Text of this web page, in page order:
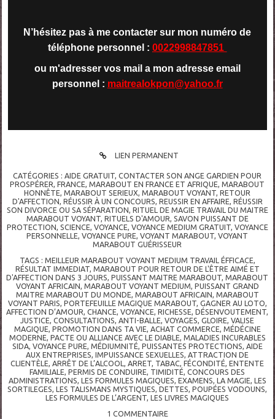
N’hésitez pas à me contacter sur mon numéro de
téléphone personnel :0022998847851
ou m'adresser vos mail a mon adresse email
personnel : maitrealokpon@yahoo.fr
LIEN PERMANENT
CATÉGORIES : AIDE GRATUIT ,CONTACTER SON ANGE GARDIEN POUR
PROSPÉRER ,FRANCE ,MARABOUT EN FRANCE ET AFRIQUE ,MARABOUT
HONNÊTE ,MARABOUT SERIEUX ,MARABOUT VOYANT ,RETOUR
D'AFFECTION RÉUSSIR À UN CONCOURS REUSSIR EN AFFAIRE RÉUSSIR
SON DIVORCE OU SA SÉPARATION RITUEL DE MAGIE TRAVAIL DU MAITRE
MARABOUT VOYANT, RITUELS D'AMOUR SAVON PUISSANT DE
PROTECTION SCIENCE VOYANCE VOYANCE MEDIUM GRATUIT, VOYANCE
PERSONNELLE ,VOYANCE PURE ,VOYANT MARABOUT ,VOYANT
MARABOUT GUÉRISSEUR
TAGS : MEILLEUR MARABOUT VOYANT MEDIUM TRAVAIL ÉFFICACE,
RÉSULTAT IMMEDIAT, MARABOUT POUR RETOUR DE L'ÊTRE AIMÉ ET
D'AFFECTION DANS 3 JOURS,PUISSANT MAITRE MARABOUT,MARABOUT
VOYANT AFRICAIN, MARABOUT VOYANT MEDIUM, PUISSANT GRAND
MAITRE MARABOUT DU MONDE, MARABOUT AFRICAIN, MARABOUT
VOYANT PARIS, PORTEFEUILLE MAGIQUE MARABOUT, GAGNER AU LOTO,
AFFECTION D’AMOUR,CHANCE,VOYANCE,RICHESSE,DÉSENVOUTEMENT,
JUSTICE,CONSULTATIONS,ANTI-BALLE,VOYAGES,GLOIRE,VALISE
MAGIQUE, PROMOTION DANS TA VIE, ACHAT COMMERCE, MÉDÉCINE
MODERNE, PACTE OU ALLIANCE AVEC LE DIABLE, MALADIES INCURABLES
SIDA, VOYANCE PURE, MÉDIUMNITÉ, PUISSANTES PROTECTIONS, AIDE
AUX ENTREPRISES,IMPUISSANCE SEXUELLES,ATTRACTION DE
CLIENTÈLE,ARRÊT DE L’ALCOOL,ARRET, TABAC,FÉCONDITÉ,ENTENTE
FAMILIALE,PERMIS DE CONDUIRE, TIMIDITÉ,CONCOURS DES
ADMINISTRATIONS, LES FORMULES MAGIQUES, EXAMENS, LA MAGIE, LES
SORTILEGES,LES TALISMANS MYSTIQUES,DETTES,POUPÉES VODOUNS,
LES FORMULES DE L’ARGENT,LES LIVRES MAGIQUES
1 COMMENTAIRE